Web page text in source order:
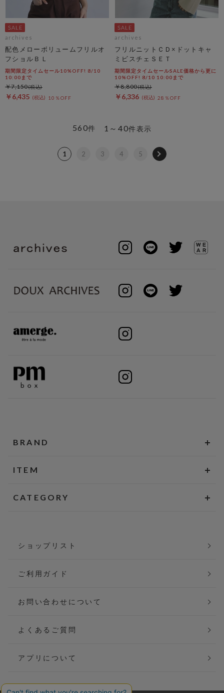
archives
配色メローボリュームフリルオ
フショルＢＬ
期間限定タイムセール10%OFF! 8/10
10:00まで
￥6,435 10％OFF
￥7,150
archives
フリルニットＣＤ×ドットキャ
ミビスチェＳＥＴ
期間限定タイムセールSALE価格から更に
10%OFF! 8/10 10:00まで
￥6,336 28％OFF
￥8,800
1～40件表示
560件
1 2 3 4 5
BRAND
ITEM
CATEGORY
ショップリスト
ご利用ガイド
お問い合わせについて
よくあるご質問
アプリについて